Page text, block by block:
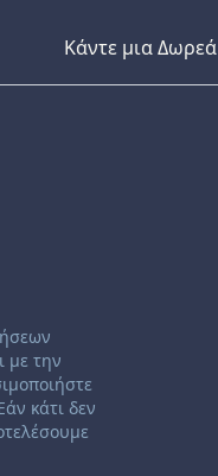
Κάντε μια Δωρεά
με την
κάτι δεν